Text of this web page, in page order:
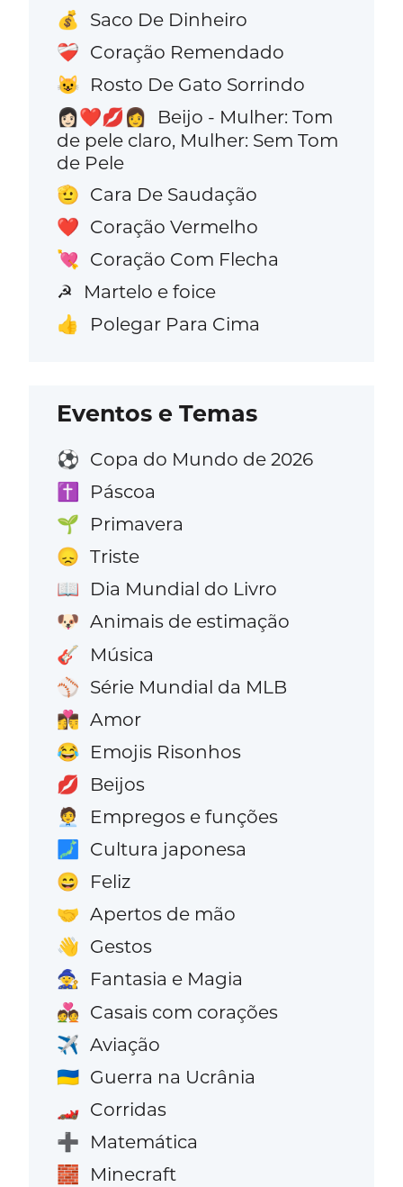
💰 Saco De Dinheiro
❤️‍🩹 Coração Remendado
😺 Rosto De Gato Sorrindo
👩🏻‍❤️‍💋‍👩
Beijo - Mulher: Tom
de pele claro, Mulher: Sem Tom
de Pele
🫡 Cara De Saudação
❤️ Coração Vermelho
💘 Coração Com Flecha
☭ Martelo e foice
👍 Polegar Para Cima
Eventos e Temas
⚽ Copa do Mundo de 2026
✝️ Páscoa
🌱 Primavera
😞 Triste
📖 Dia Mundial do Livro
🐶 Animais de estimação
🎸 Música
⚾ Série Mundial da MLB
👩‍❤️‍💋‍👨 Amor
😂 Emojis Risonhos
💋 Beijos
🧑‍💼 Empregos e funções
🗾 Cultura japonesa
😄 Feliz
🤝 Apertos de mão
👋 Gestos
🧙 Fantasia e Magia
💑 Casais com corações
✈️ Aviação
🇺🇦 Guerra na Ucrânia
🏎️ Corridas
➕ Matemática
🧱 Minecraft